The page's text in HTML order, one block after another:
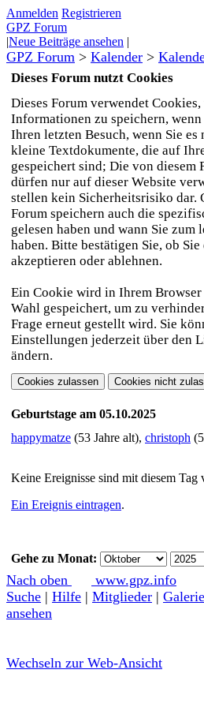
Anmelden Registrieren
GPZ Forum
|Neue Beiträge ansehen |
GPZ Forum > Kalender >
Dieses Forum nutzt Cookies
Dieses Forum verwendet
Informationen zu speichern,
Ihren letzten Besuch, wenn Sie
kleine Textdokumente, die auf
gespeichert sind; Die von diesem
dürfen nur auf dieser Website
stellen kein Sicherheitsrisiko dar.
Forum speichern auch die
gelesen haben und wann Sie zum
haben. Bitte bestätigen Sie, ob Sie
akzeptieren oder ablehnen.
Ein Cookie wird in Ihrem
Wahl gespeichert, um zu
Frage erneut gestellt wird. Sie
Einstellungen jederzeit über den
ändern.
Geburtstage am 05.10.2025
happymatze (53 Jahre alt), christoph
Keine Ereignisse sind mit diesem Tag
Ein Ereignis eintragen.
Gehe zu Monat:
Nach oben
www.gpz.info
Suche | Hilfe | Mitglieder | Galerie
ansehen
Wechseln zur Web-Ansicht